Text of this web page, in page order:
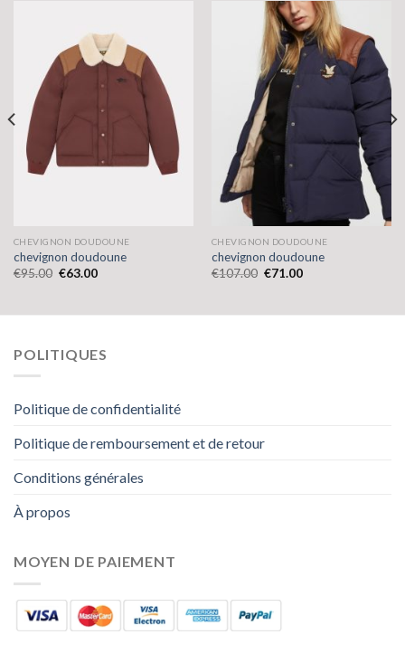
CHEVIGNON DOUDOUNE
chevignon doudoune
€95.00 €63.00
CHEVIGNON DOUDOUNE
chevignon doudoune
€107.00 €71.00
POLITIQUES
Politique de confidentialité
Politique de remboursement et de retour
Conditions générales
À propos
MOYEN DE PAIEMENT